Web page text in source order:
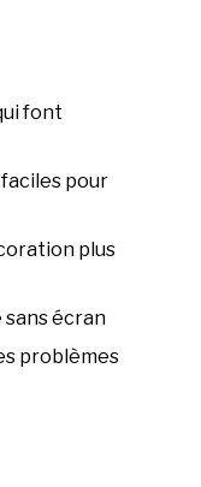
font
pour
plus
sans écran
problèmes